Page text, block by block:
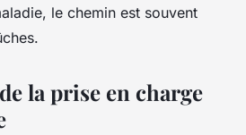
le chemin est souvent
la prise en charge